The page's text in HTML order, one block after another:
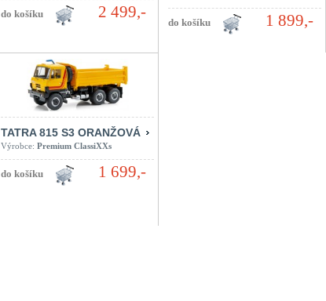
2 499,- 1 899,-
TATRA 815 S3 ORANŽOVÁ
Výrobce: Premium ClassiXXs
1 699,-